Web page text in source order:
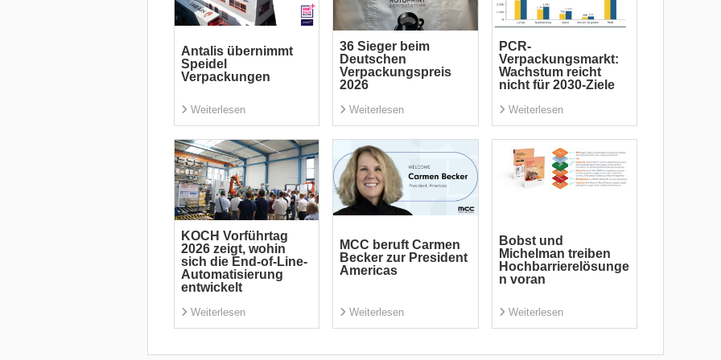
Antalis übernimmt
Speidel
Verpackungen
Weiterlesen
36 Sieger beim
Deutschen
Verpackungspreis
2026
Weiterlesen
PCR-
Verpackungsmarkt:
Wachstum reicht
nicht für 2030-Ziele
Weiterlesen
KOCH Vorführtag
2026 zeigt, wohin
sich die End-of-Line-
Automatisierung
entwickelt
Weiterlesen
MCC beruft Carmen
Becker zur President
Americas
Weiterlesen
Bobst und
Michelman treiben
Hochbarrierelösunge
n voran
Weiterlesen